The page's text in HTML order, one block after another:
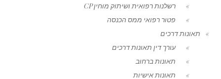
רשלנות רפואית ושיתוק מוחין CP
פטור רפואי ממס הכנסה
תאונות דרכים
עורך דין תאונות דרכים
תאונות ברחוב
תאונות אישיות